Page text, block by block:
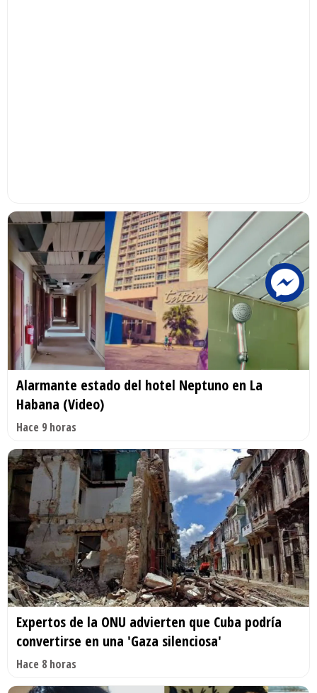
Alarmante estado del hotel Neptuno en La
Habana (Video)
Hace 9 horas
Expertos de la ONU advierten que Cuba podría
convertirse en una 'Gaza silenciosa'
Hace 8 horas